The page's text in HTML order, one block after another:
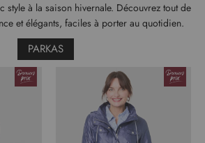
style à la saison hivernale. Découvrez tout de
et élégants, faciles à porter au quotidien.
PARKAS